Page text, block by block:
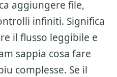
aggiungere file,
infiniti. Significa
il flusso leggibile e
sappia cosa fare
complesse. Se il